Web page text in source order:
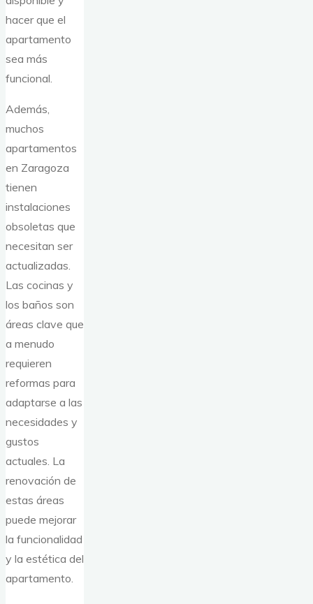
hacer que el
apartamento
sea más
funcional.
Además,
muchos
apartamentos
en Zaragoza
tienen
instalaciones
obsoletas que
necesitan ser
actualizadas.
Las cocinas y
los baños son
áreas clave que
a menudo
requieren
reformas para
adaptarse a las
necesidades y
gustos
actuales. La
renovación de
estas áreas
puede mejorar
la funcionalidad
y la estética del
apartamento.